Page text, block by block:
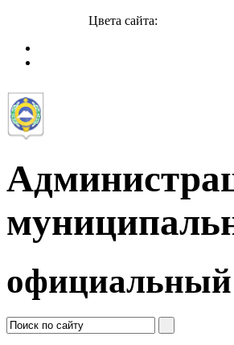
Цвета сайта:
официальный